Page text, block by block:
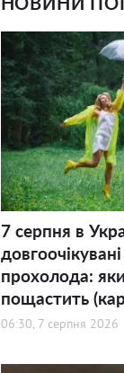
7 серпня в
прохолода:
пощастить
06:30, 7 серпня 2026